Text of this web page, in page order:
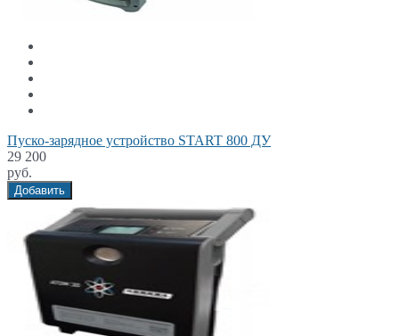
Пуско-зарядное устройство START 800 ДУ
29 200
руб.
Добавить